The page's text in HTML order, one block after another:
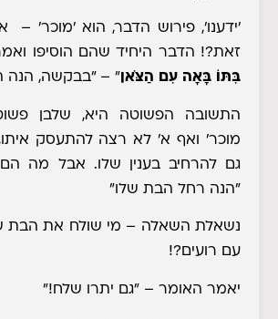
'ידענו', פירוש הדבר, הוא 'מוכר' –
זאת?! הדבר היחיד שהם הוסיפו
בִּתּוֹ בָּאָה עִם הַצֹּאן " – "בבקשה, הנה
התשובה הפשוטה היא, שלבן פשוט
מוכר' ואף א' לא רצה להתעסק
גם להרחיב בענין שלו. אבל מה
"הנה רחל הבת שלו"
נשאלת השאלה – מי שולח את הבת
עם רועים?!
יאמר האומר – "גם יתרו שלח!"